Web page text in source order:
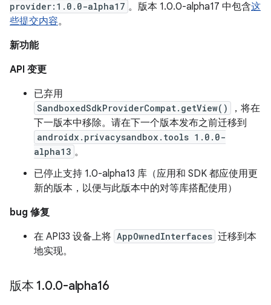
provider:1.0.0-alpha17 。版本 1.0.0-alpha17 中包含这
些提交内容。
新功能
API 变更
已弃用
SandboxedSdkProviderCompat.getView()
，将在
下一版本中移除。请在下一个版本发布之前迁移到
androidx.privacysandbox.tools 1.0.0-
alpha13 。
已停止支持 1.0-alpha13 库（应用和 SDK 都应使用更
新的版本，以便与此版本中的对等库搭配使用）
bug 修复
在 API33 设备上将 AppOwnedInterfaces 迁移到本
地实现。
版本 1.0.0-alpha16